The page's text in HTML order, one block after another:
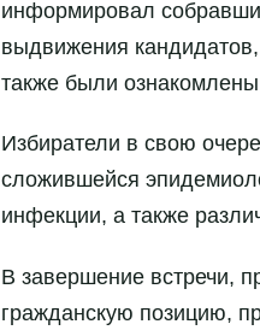
информировал
выдвижения
также были
Избиратели в свою
сложившейся
инфекции, а также
В завершение встречи,
гражданскую позицию,